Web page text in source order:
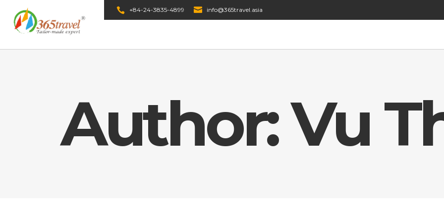
+84-24-3835-4899 info@365travel.asia
Author: Vu